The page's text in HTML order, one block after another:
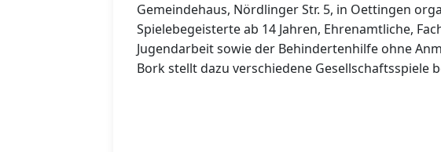
Gemeindehaus, Nördlinger Str. 5, in Oettingen
Spielebegeisterte ab 14 Jahren, Ehrenamtliche,
Jugendarbeit sowie der Behindertenhilfe ohne
Bork stellt dazu verschiedene Gesellschaftsspiele